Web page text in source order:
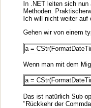
In .NET leiten sich
Methoden.
Ich will nicht weiter
Gehen wir von einem
a =
Wenn man mit dem
a =
Das ist natürlich Sub
"Rückkehr der